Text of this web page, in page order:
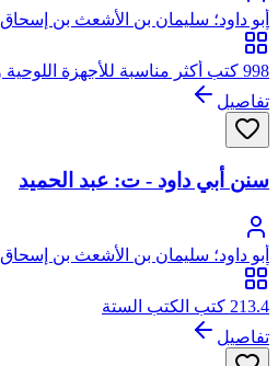
أبو داود؛ سليمان بن الأشعث بن
أبو داود
998 كتب أكثر مناسبة للأجهزة اللوحية والكفية
تفاصيل
سنن أبي داود - ت: عبد الحميد
أبو داود؛ سليمان بن الأشعث بن
أبو داود
213.4 كتب الكتب الستة
تفاصيل